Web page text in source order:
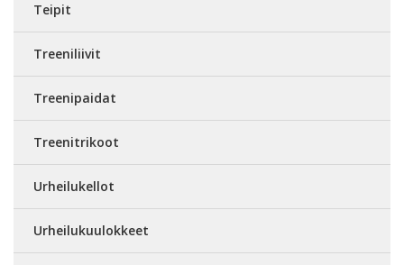
Teipit
Treeniliivit
Treenipaidat
Treenitrikoot
Urheilukellot
Urheilukuulokkeet